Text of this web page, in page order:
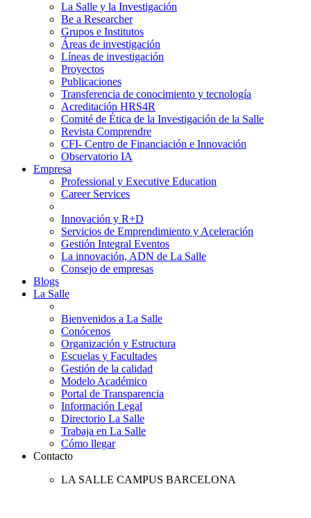
La Salle y la Investigación
Be a Researcher
Grupos e Institutos
Áreas de investigación
Líneas de investigación
Proyectos
Publicaciones
Transferencia de conocimiento y tecnología
Acreditación HRS4R
Comité de Ética de la Investigación de la Salle
Revista Comprendre
CFI- Centro de Financiación e Innovación
Observatorio IA
Empresa
Professional y Executive Education
Career Services
Innovación y R+D
Servicios de Emprendimiento y Aceleración
Gestión Integral Eventos
La innovación, ADN de La Salle
Consejo de empresas
Blogs
La Salle
Bienvenidos a La Salle
Conócenos
Organización y Estructura
Escuelas y Facultades
Gestión de la calidad
Modelo Académico
Portal de Transparencia
Información Legal
Directorio La Salle
Trabaja en La Salle
Cómo llegar
Contacto
LA SALLE CAMPUS BARCELONA